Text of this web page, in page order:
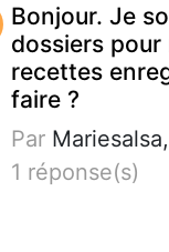
Bonjour. Je
dossiers
recettes
faire ?
Par
1 réponse(s)